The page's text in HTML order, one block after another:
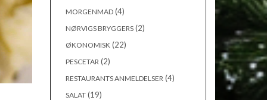
MORGENMAD(4)
NØRVIGS BRYGGERS(2)
ØKONOMISK (22)
PESCETAR (2)
RESTAURANTS ANMELDELSER (4)
SALAT(19)